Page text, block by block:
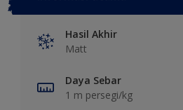
Hasil Akhir
Matt
Daya Sebar
1 m persegi/kg